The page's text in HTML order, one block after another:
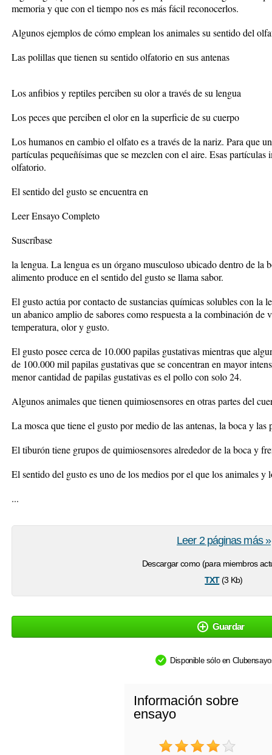
memoria y que con el tiempo nos es más fácil reconocerlos.
Algunos ejemplos de cómo emplean los animales su sentido del
Las polillas que tienen su sentido olfatorio en sus antenas
Los anfibios y reptiles perciben su olor a través de su lengua
Los peces que perciben el olor en la superficie de su cuerpo
Los humanos en cambio el olfato es a través de la nariz. Para que
partículas pequeñísimas que se mezclen con el aire. Esas
olfatorio.
El sentido del gusto se encuentra en
Leer Ensayo Completo
Suscríbase
la lengua. La lengua es un órgano musculoso ubicado dentro de la
alimento produce en el sentido del gusto se llama sabor.
El gusto actúa por contacto de sustancias químicas solubles con la
un abanico amplio de sabores como respuesta a la combinación de
temperatura, olor y gusto.
El gusto posee cerca de 10.000 papilas gustativas mientras que
de 100.000 mil papilas gustativas que se concentran en mayor
menor cantidad de papilas gustativas es el pollo con solo 24.
Algunos animales que tienen quimiosensores en otras partes del
La mosca que tiene el gusto por medio de las antenas, la boca y las
El tiburón tiene grupos de quimiosensores alrededor de la boca y
El sentido del gusto es uno de los medios por el que los animales y
...
Descargar como (para miembros
txt(3 Kb)
Leer 2 páginas más »
Guardar
Disponible sólo en
Información sobre
ensayo